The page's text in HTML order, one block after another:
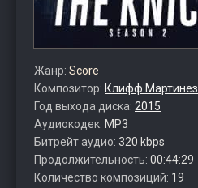
Жанр: Score
Композитор: Клифф Мартинез
Год выхода диска: 2015
Аудиокодек: MP3
Битрейт аудио: 320 kbps
Продолжительность: 00:44:29
Количество композиций: 19